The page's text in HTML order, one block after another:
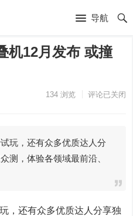
导航
机12月发布 或撞
134浏览 评论已关闭
，还有众多优质达人分
测，体验各领域最前沿、
还有众多优质达人分享独